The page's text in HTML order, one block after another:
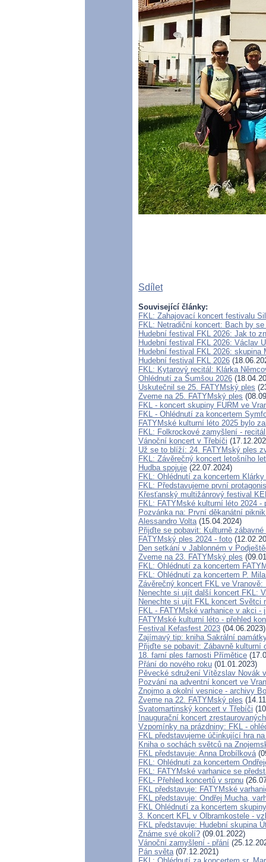
Sdílet
Související články:
FKL: Zahajovací koncert festivalu
FKL: Netradiční koncert: Bach by
Hudební festival FKL 2026: Jak to
Hudební festival FKL 2026: Václav
Hudební festival FKL 2026: skupina
Hudební festival FKL 2026
FKL: Kytarový recitál: Klárka
Ohlédnutí za Šumšou 2026
Uskutečnil se 25. FATYMský ples
Zveme na 25. FATYMský ples
FKL - koncert skupiny FURM ve
FKL - Ohlédnutí za koncertem
FATYMské kulturní léto 2025 bylo
FKL: Folkrockové zamyšlení -
Vánoční koncert v Třebíči
Už se to blíží: 24. FATYMský ples
FKL: Závěrečný koncert letošního
Hudba spojuje (22.07.2024)
FKL: Ohlédnutí za koncertem
FKL: Představujeme první
Křesťanský multižánrový festival
FKL: FATYMské kulturní léto 2024 -
Pozvánka na: První děkanátní
Alessandro Volta (15.04.2024)
Přijďte se pobavit: Kulturně
FATYMský ples 2024 - foto
Den setkání v Jablonném v
Zveme na 23. FATYMský ples
FKL: Ohlédnutí za koncertem
FKL: Ohlédnutí za koncertem P.
Závěrečný koncert FKL ve
Nenechte si ujít další koncert FKL:
Nenechte si ujít FKL koncert Světci
FKL - FATYMské varhanice v akci -
FATYMské kulturní léto - přehled
Festival Kefasfest 2023 (04.06.2023)
Zajímavý tip: kniha Sakrální
Přijďte se pobavit: Zábavně kulturní
18. farní ples farnosti Přímětice
Přání do nového roku (01.01.2023)
Pěvecké sdružení Vítězslav Novák
Pozvání na adventní koncert ve
Znojmo a okolní vesnice - archivy
Zveme na 22. FATYMský ples
Svatomartinský koncert v Třebíči
Inaugurační koncert
Vzpomínky na prázdniny: FKL -
FKL představujeme účinkující hra
Kniha o sochách světců na
FKL představuje: Anna Drobílková
FKL: Ohlédnutí za koncertem
FKL: FATYMské varhanice se
FKL- Přehled koncertů v srpnu
FKL představuje: FATYMské
FKL představuje: Ondřej Mucha,
FKL Ohlédnutí za koncertem
3. Koncert KFL v Olbramkostele -
FKL představuje: Hudební skupina
Známe své okolí? (09.01.2022)
Vánoční zamyšlení - přání
Pán světa (07.12.2021)